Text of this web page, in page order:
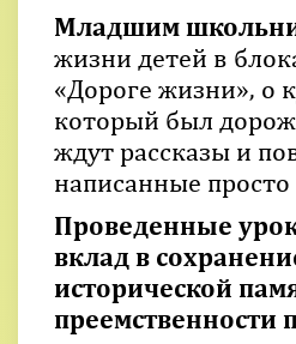
Младшим
жизни детей в
«Дороге жизни», о
который был
ждут рассказы и
написанные просто
Проведенные
вклад в
исторической
преемственности